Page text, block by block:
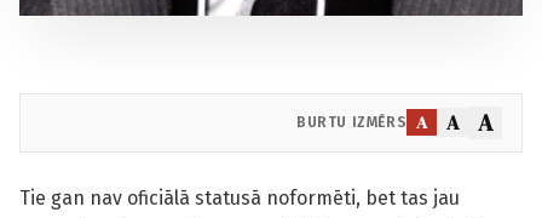
BURTU IZMĒRS A A A
Tie gan nav oficiālā statusā noformēti, bet tas jau